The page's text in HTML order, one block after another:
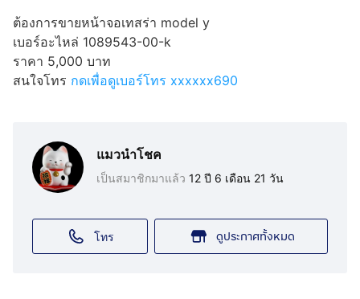
ต้องการขายหน้าจอเทสร่า model y
เบอร์อะไหล่ 1089543-00-k
ราคา 5,000 บาท
สนใจโทร กดเพื่อดูเบอร์โทร xxxxxx690
แมวนำโชค
เป็นสมาชิกมาแล้ว 12 ปี 6 เดือน 21 วัน
โทร ดูประกาศทั้งหมด